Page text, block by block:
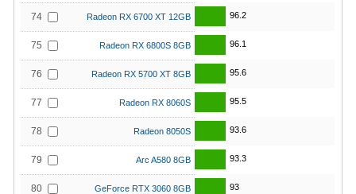
74 Radeon RX 6700 XT 12GB 96.2
75 Radeon RX 6800S 8GB 96.1
76 Radeon RX 5700 XT 8GB 95.6
77 Radeon RX 8060S 95.5
78 Radeon 8050S 93.6
79 Arc A580 8GB 93.3
80 GeForce RTX 3060 8GB 93